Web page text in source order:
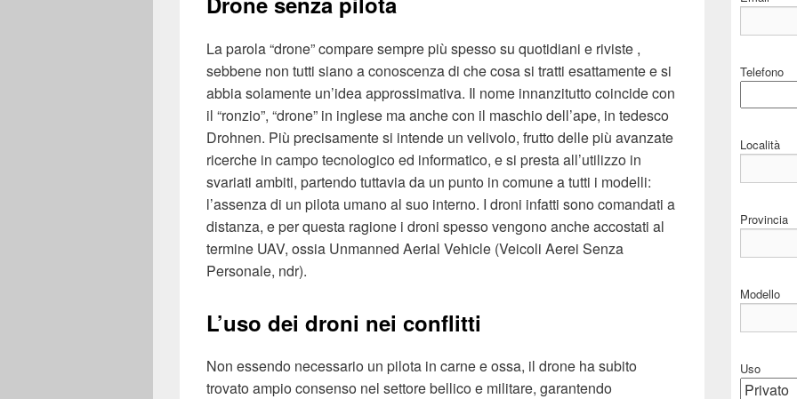
La parola “drone” compare sempre più spesso su quotidiani e riviste ,
sebbene non tutti siano a conoscenza di che cosa si tratti esattamente e si
abbia solamente un’idea approssimativa. Il nome innanzitutto coincide con
il “ronzio”, “drone” in inglese ma anche con il maschio dell’ape, in tedesco
Drohnen. Più precisamente si intende un velivolo, frutto delle più avanzate
ricerche in campo tecnologico ed informatico, e si presta all’utilizzo in
svariati ambiti, partendo tuttavia da un punto in comune a tutti i modelli:
l’assenza di un pilota umano al suo interno. I droni infatti sono comandati a
distanza, e per questa ragione i droni spesso vengono anche accostati al
termine UAV, ossia Unmanned Aerial Vehicle (Veicoli Aerei Senza
Personale, ndr).
L’uso dei droni nei conflitti
Non essendo necessario un pilota in carne e ossa, il drone ha subito
trovato ampio consenso nel settore bellico e militare, garantendo
Telefono
Località
Provincia
Modello
Uso